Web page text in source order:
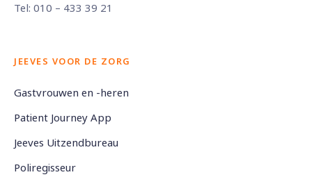
Tel: 010 – 433 39 21
JEEVES VOOR DE ZORG
Gastvrouwen en -heren
Patient Journey App
Jeeves Uitzendbureau
Poliregisseur